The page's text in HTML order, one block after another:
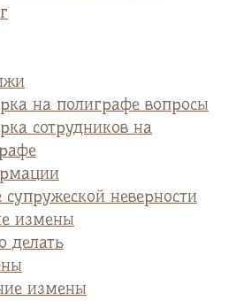
на полиграфе вопросы
сотрудников на
неверности
измены
делать
измены